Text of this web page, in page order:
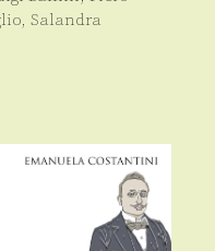
, Salandra